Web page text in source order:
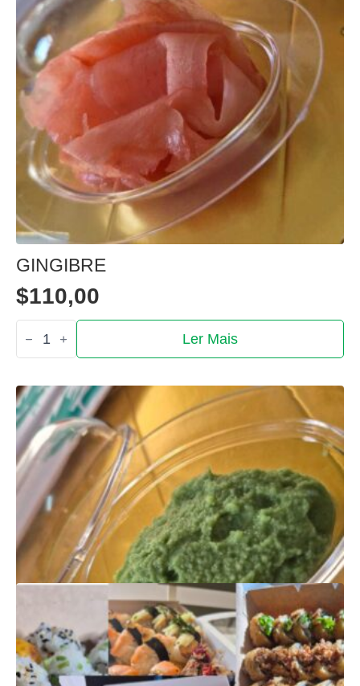
GINGIBRE
$110,00
Quantidade
de
Gingibre
Ler Mais
PRODUTOS
RELACIONADOS